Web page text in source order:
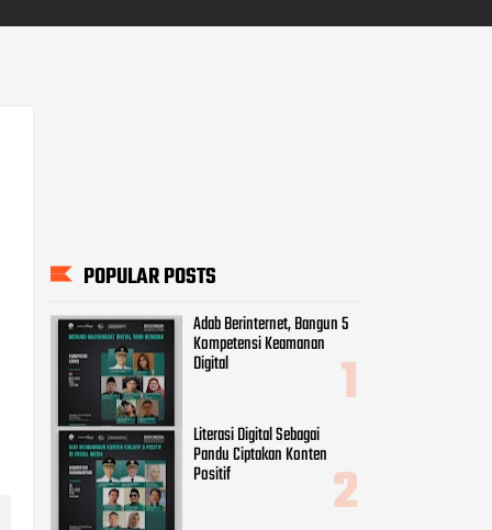
POPULAR POSTS
Adab Berinternet, Bangun 5
Kompetensi Keamanan
Digital
Literasi Digital Sebagai
Pandu Ciptakan Konten
Positif